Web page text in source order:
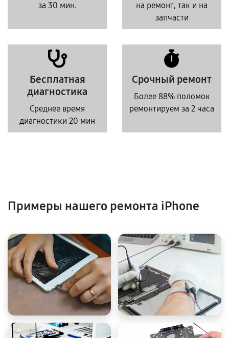
за 30 мин.
на ремонт, так и на
запчасти
Бесплатная
диагностика
Среднее время
диагностики 20 мин
Срочный ремонт
Более 88% поломок
ремонтируем за 2 часа
Примеры нашего ремонта iPhone